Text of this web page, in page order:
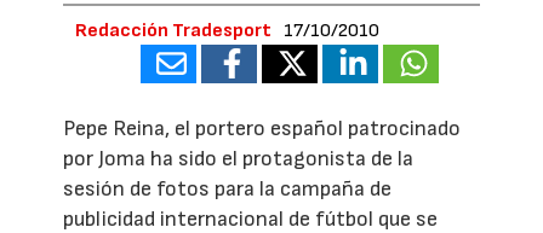
Redacción Tradesport 17/10/2010
Pepe Reina, el portero español patrocinado
por Joma ha sido el protagonista de la
sesión de fotos para la campaña de
publicidad internacional de fútbol que se